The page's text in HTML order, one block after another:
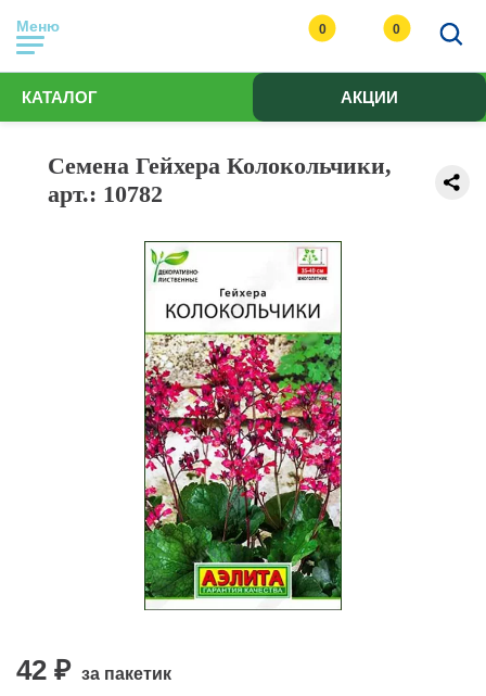
Меню 0 0
КАТАЛОГ АКЦИИ
Семена Гейхера Колокольчики,
арт.: 10782
42 ₽ за пакетик